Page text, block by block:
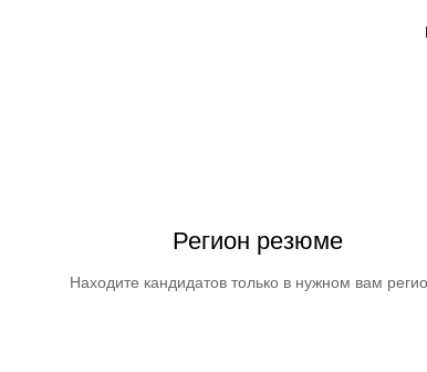
Регион резюме
Находите кандидатов только в нужном вам